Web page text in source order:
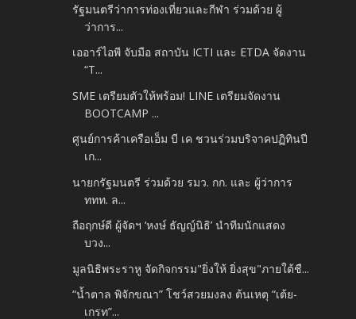
รัฐมนตรีว่าการท่องเที่ยวและกีฬา ร่วมด้วย ผู้
ว่าการ...
เออาร์ไอพี จับมือ สถาบัน ICTI และ ETDA จัดงาน
“T...
SME เตรียมตัวให้พร้อม! LINE เตรียมจัดงาน
BOOTCAMP ...
ศูนย์การค้าเครือเอ็ม บี เค ชวนร่วมบริจาคปฏิทินปี
เก...
นายกรัฐมนตรี ร่วมด้วย รมว. กก. และ ผู้ว่าการ
ททท. ล...
ถือฤกษ์ดี ผู้จัดฯ ‘หงษ์ ธัญญ์นิธิ’ นำทีมนักแสดง
บวง...
มูลนิธิพระราหู จัดกิจกรรม"ยิ่งให้ ยิ่งสุข"ภายใต้ชื...
“น้ำตาล พิจักขณา” โชว์สวยมงลง ต้นเหตุ “เต้ย-
เกรท”...